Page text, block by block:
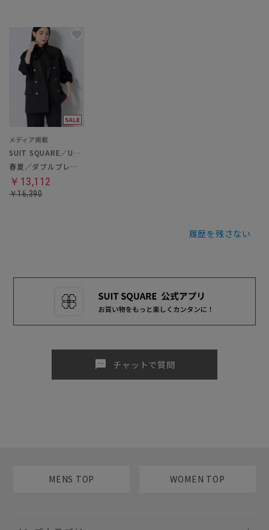
SUIT SQUARE／UNIVERSAL LANGUAGE／WHITE
春夏／ダブルブレストジレ
￥13,112
￥16,390
履歴を残さない
sms チャットで質問
MENS TOP WOMEN TOP